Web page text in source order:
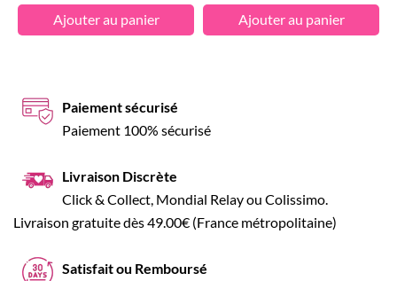
Ajouter au panier Ajouter au panier
Paiement sécurisé
Paiement 100% sécurisé
Livraison Discrète
Click & Collect, Mondial Relay ou Colissimo.
Livraison gratuite dès 49.00€ (France métropolitaine)
Satisfait ou Remboursé